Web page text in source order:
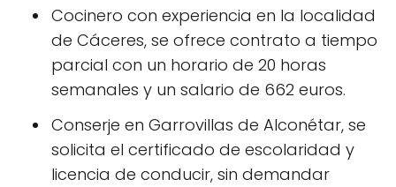
Cocinero con experiencia en la localidad
de Cáceres, se ofrece contrato a tiempo
parcial con un horario de 20 horas
semanales y un salario de 662 euros.
Conserje en Garrovillas de Alconétar, se
solicita el certificado de escolaridad y
licencia de conducir, sin demandar